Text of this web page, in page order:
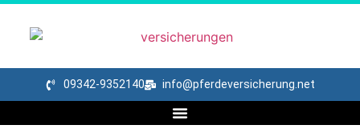
09342-9352140 info@pferdeversicherung.net